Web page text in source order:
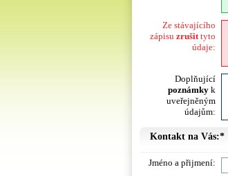
Ze stávajícího
zápisu zrušittyto
údaje:
Doplňující
poznámky k
uveřejněným
údajům:
Kontakt na Vás:*
Jméno a přijmení: